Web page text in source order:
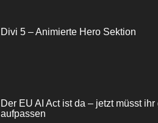
Divi 5 – Animierte Hero Sektion
Der EU AI Act ist da – jetzt müsst ihr
aufpassen